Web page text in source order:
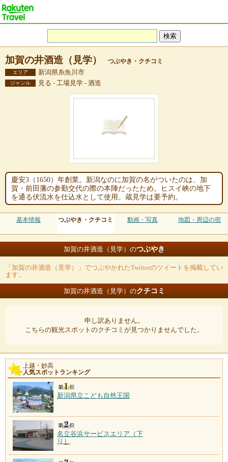
加賀の井酒造（見学） つぶやき・クチコミ
エリア 新潟県糸魚川市
ジャンル 見る - 工場見学 - 酒造
慶安3（1650）年創業。新潟なのに加賀の名がついたのは、加
賀・前田藩の参勤交代の際の本陣だったため。ヒスイ峡の地下
を通る伏流水を仕込水として使用。蔵見学は要予約。
基本情報 つぶやき・クチコミ 動画・写真 地図・周辺の宿
加賀の井酒造（見学）のつぶやき
「加賀の井酒造（見学）」でつぶやかれたTwitterのツイートを掲載してい
ます。
加賀の井酒造（見学）のクチコミ
申し訳ありません。
こちらの観光スポットのクチコミが見つかりませんでした。
上越・妙高
人気スポットランキング
新潟県立こども自然王国
名立谷浜サービスエリア（下
り）